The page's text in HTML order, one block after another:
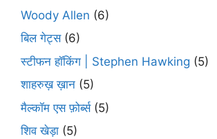
Woody Allen (6)
बिल गेट्स(6)
स्टीफन हॉकिंग | Stephen Hawking (5)
शाहरुख़ ख़ान (5)
मैल्कॉम एस फ़ोर्ब्स(5)
शिव खेड़ा (5)